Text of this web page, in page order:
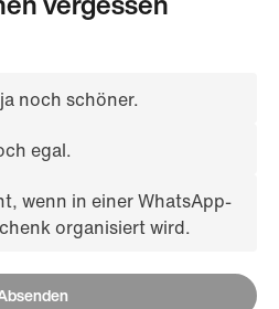
noch schöner.
egal.
wenn in einer WhatsApp-
organisiert wird.